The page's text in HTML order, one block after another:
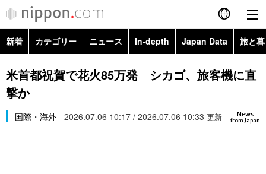
English
简体字
カテゴリー
新着 カテゴリー ニュース In-depth Japan Data 旅と
政治・外交
経済・ビジネス
Topics
米首都祝賀で花火85万発 シカゴ、旅客機に直
撃か
News
from Japan
国際・海外 2026.07.06 10:17 / 2026.07.06 10:33 更新